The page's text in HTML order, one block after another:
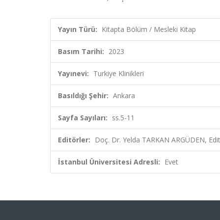
Yayın Türü: Kitapta Bölüm / Mesleki Kitap
Basım Tarihi: 2023
Yayınevi: Turkiye Klinikleri
Basıldığı Şehir: Ankara
Sayfa Sayıları: ss.5-11
Editörler: Doç. Dr. Yelda TARKAN ARGÜDEN,
İstanbul Üniversitesi Adresli: Evet